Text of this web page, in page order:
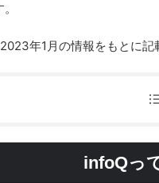
年1月の情報をもとに記
infoQっ